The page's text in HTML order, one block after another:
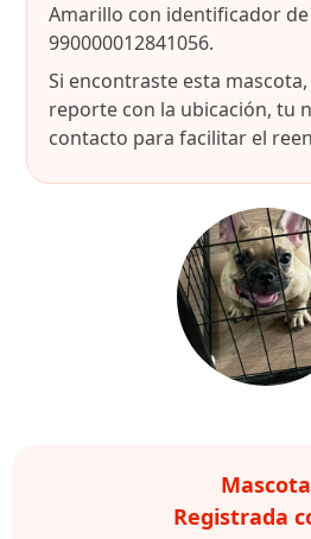
Amarillo con identificador
990000012841056.
Si encontraste esta
reporte con la ubicación, tu
contacto para facilitar el
Mascota
Registrada